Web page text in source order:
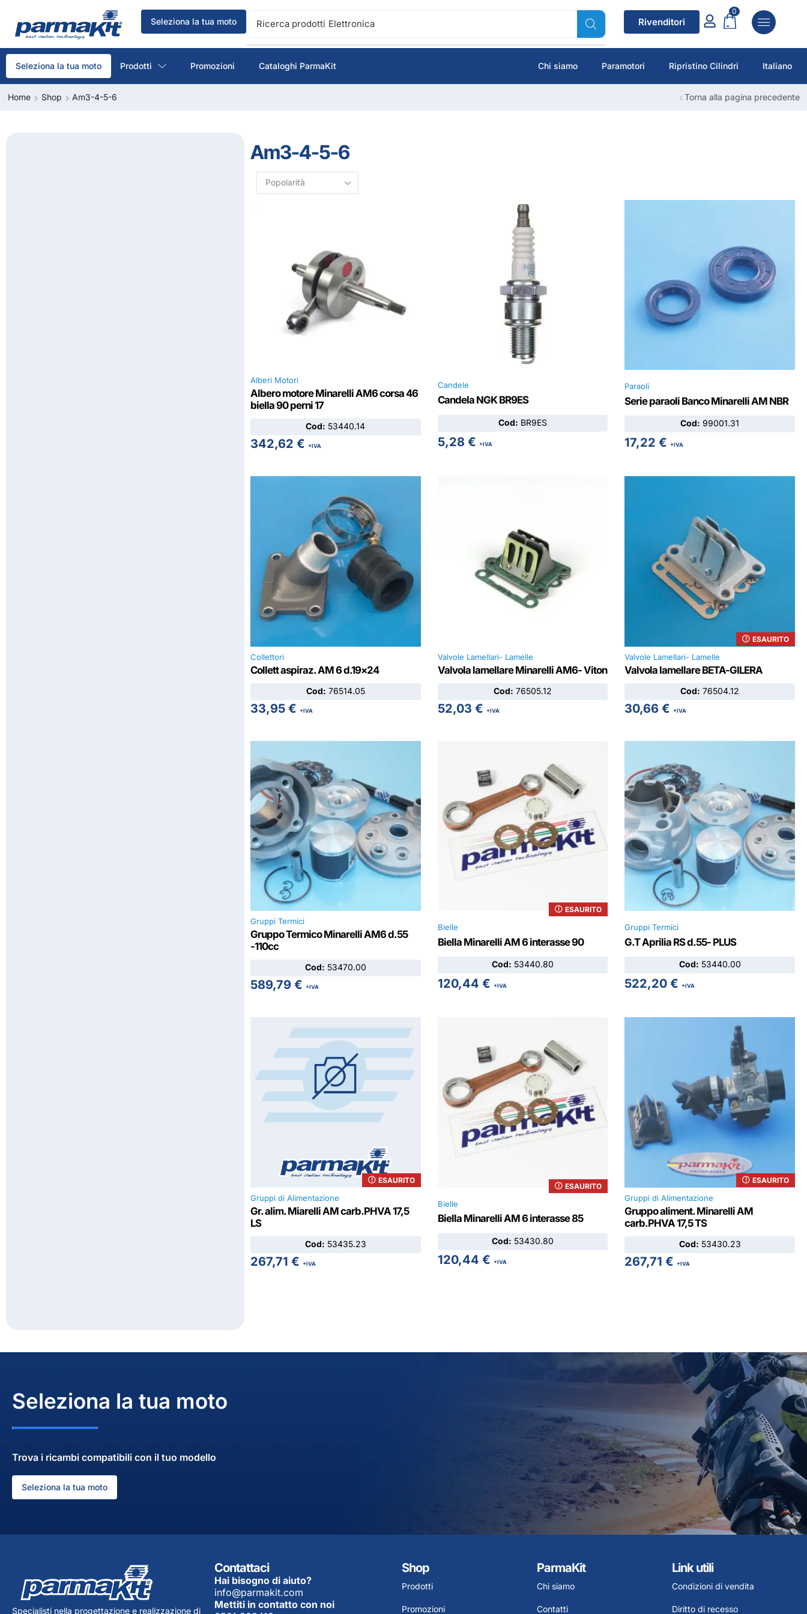
Seleziona la tua moto Ricerca prodotti Accensione Rivenditori
0
Seleziona la tua moto Prodotti Promozioni Cataloghi ParmaKit Chi siamo Paramotori Ripristino Cilindri Italiano
Home Shop Am3-4-5-6 Torna alla pagina precedente
Am3-4-5-6
Alberi Motori
Albero motore Minarelli AM6 corsa 46
biella 90 perni 17
Cod: 53440.14
342,62€ +IVA
Candele
Candela NGK BR9ES
Cod: BR9ES
5,28 € +IVA
Paraoli
Serie paraoli Banco Minarelli AM NBR
Cod: 99001.31
17,22€ +IVA
Collettori
Collett aspiraz. AM 6 d.19×24
Cod: 76514.05
33,95€ +IVA
Valvole Lamellari- Lamelle
Valvola lamellare Minarelli AM6- Viton
Cod: 76505.12
52,03 € +IVA
Valvole Lamellari- Lamelle
Valvola lamellare BETA-GILERA
Cod: 76504.12
30,66€ +IVA
ESAURITO
Gruppi Termici
Gruppo Termico Minarelli AM6 d.55
-110cc
Cod: 53470.00
589,79€ +IVA
Bielle
Biella Minarelli AM 6 interasse 90
Cod: 53440.80
120,44 € +IVA
ESAURITO
Gruppi Termici
G.T Aprilia RS d.55- PLUS
Cod: 53440.00
522,20€ +IVA
Gruppi di Alimentazione
Gr. alim. Miarelli AM carb.PHVA 17,5
LS
Cod: 53435.23
267,71€ +IVA
ESAURITO
Bielle
Biella Minarelli AM 6 interasse 85
Cod: 53430.80
120,44 € +IVA
ESAURITO
Gruppi di Alimentazione
Gruppo aliment. Minarelli AM
carb.PHVA 17,5 TS
Cod: 53430.23
267,71€ +IVA
ESAURITO
Seleziona la tua moto
Trova i ricambi compatibili con il tuo modello
Seleziona la tua moto
Specialisti nella progettazione e realizzazione di
Contattaci
Hai bisogno di aiuto?
info@parmakit.com
Mettiti in contatto con noi
Shop
Prodotti
Promozioni
ParmaKit
Chi siamo
Contatti
Link utili
Condizioni di vendita
Diritto di recesso